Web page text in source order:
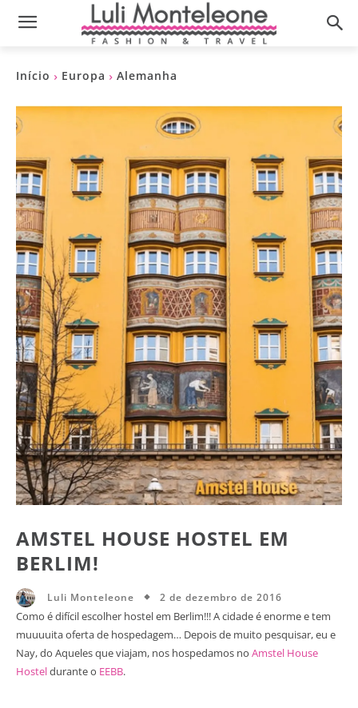
Início Europa Alemanha
AMSTEL HOUSE HOSTEL EM
BERLIM!
Luli Monteleone 2 de dezembro de 2016
Como é difícil escolher hostel em Berlim!!! A cidade é enorme e tem
muuuuita oferta de hospedagem… Depois de muito pesquisar, eu e
Nay, do Aqueles que viajam, nos hospedamos no Amstel House
Hosteldurante o EEBB.